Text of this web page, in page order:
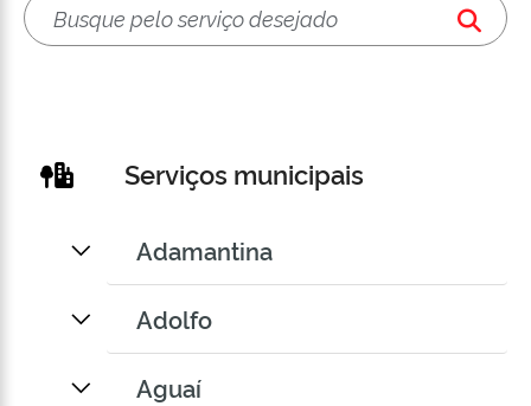
Serviços municipais
Adamantina
Adolfo
Aguaí